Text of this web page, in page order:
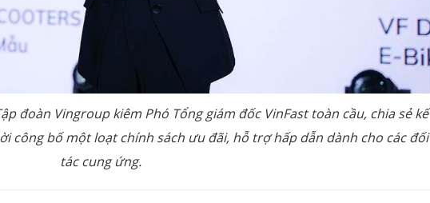
đoàn Vingroup kiêm Phó Tổng giám đốc VinFast toàn cầu, chia sẻ kế
công bố một loạt chính sách ưu đãi, hỗ trợ hấp dẫn dành cho các đối
tác cung ứng.